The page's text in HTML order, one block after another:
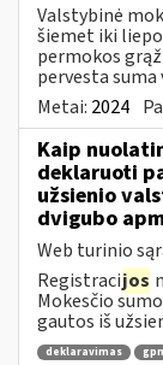
Valstybinė
šiemet iki
permokos
pervesta suma
Metai: 2024
Kaip
deklaruoti
užsienio
dvigubo
Web turinio
Registracijos
Mokesčio
gautos iš
deklaravimas